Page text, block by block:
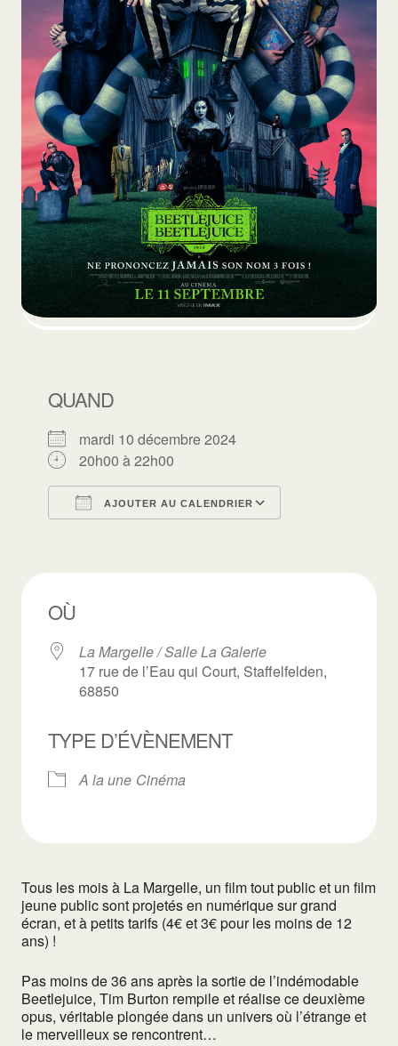
QUAND
mardi 10 décembre 2024
20h00 à 22h00
AJOUTER AU CALENDRIER
OÙ
La Margelle / Salle La Galerie
17 rue de l’Eau qui Court, Staffelfelden,
68850
TYPE D’ÉVÈNEMENT
A la une Cinéma
Tous les mois à La Margelle, un film tout public et un film
jeune public sont projetés en numérique sur grand
écran, et à petits tarifs (4€ et 3€ pour les moins de 12
ans) !
Pas moins de 36 ans après la sortie de l’indémodable
Beetlejuice, Tim Burton rempile et réalise ce deuxième
opus, véritable plongée dans un univers où l’étrange et
le merveilleux se rencontrent…